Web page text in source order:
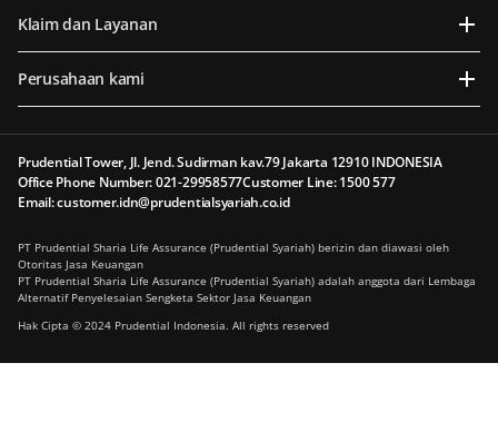
Klaim dan Layanan
Perusahaan kami
Prudential Tower, Jl. Jend. Sudirman kav.79 Jakarta 12910 INDONESIA
Office Phone Number: 021-29958577Customer Line: 1500 577
Email: customer.idn@prudentialsyariah.co.id
PT Prudential Sharia Life Assurance (Prudential Syariah) berizin dan diawasi oleh
Otoritas Jasa Keuangan
PT Prudential Sharia Life Assurance (Prudential Syariah) adalah anggota dari Lembaga
Alternatif Penyelesaian Sengketa Sektor Jasa Keuangan
Hak Cipta © 2024 Prudential Indonesia. All rights reserved